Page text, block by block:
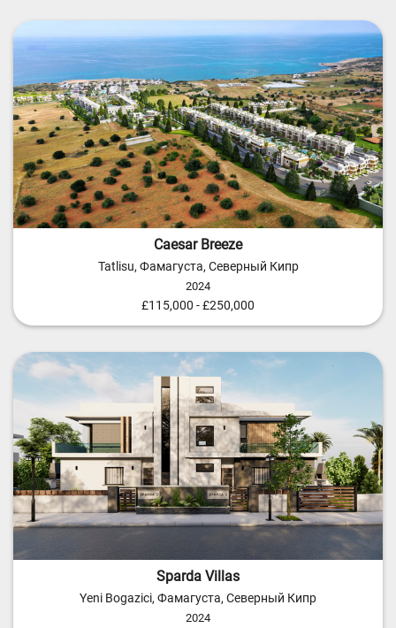
Caesar Breeze
Tatlisu, Фамагуста, Северный Кипр
2024
£115,000 - £250,000
Sparda Villas
Yeni Bogazici, Фамагуста, Северный Кипр
2024